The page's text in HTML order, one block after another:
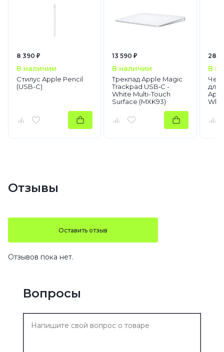
8 390 ₽
В наличии
Стилус Apple Pencil
(USB-C)
13 590 ₽
В наличии
Трекпад Apple Magic
Trackpad USB‑C -
White Multi-Touch
Surface (MXK93)
28
В
для
Отзывы
Оставить отзыв
Отзывов пока нет.
Вопросы